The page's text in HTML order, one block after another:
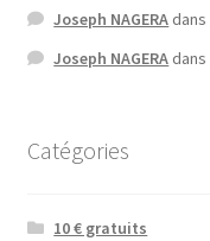
Joseph NAGERA dans
Joseph NAGERA dans
Catégories
10 € gratuits